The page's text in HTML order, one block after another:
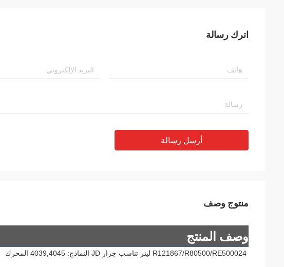
اترك رسالة
أرسل رسالة
منتوج وصف
وصف المنتج
R121867/R80500/RE500024 لينر تناسب جرار JD النماذج: 4039,4045 المحرك